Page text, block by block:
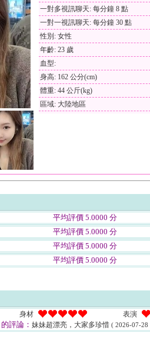
一對多視訊聊天: 每分鐘 8 點
一對一視訊聊天: 每分鐘 30 點
性別: 女性
年齡: 23 歲
血型:
身高: 162 公分(cm)
體重: 44 公斤(kg)
區域: 大陸地區
平均評價 5.0000 分
平均評價 5.0000 分
平均評價 5.0000 分
平均評價 5.0000 分
身材 表演
的評論： 妹妹超漂亮，大家多珍惜 ( 2026-07-28